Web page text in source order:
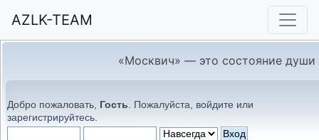
AZLK-TEAM
«Москвич» — это состояние души
Добро пожаловать, Гость . Пожалуйста, войдите или
зарегистрируйтесь